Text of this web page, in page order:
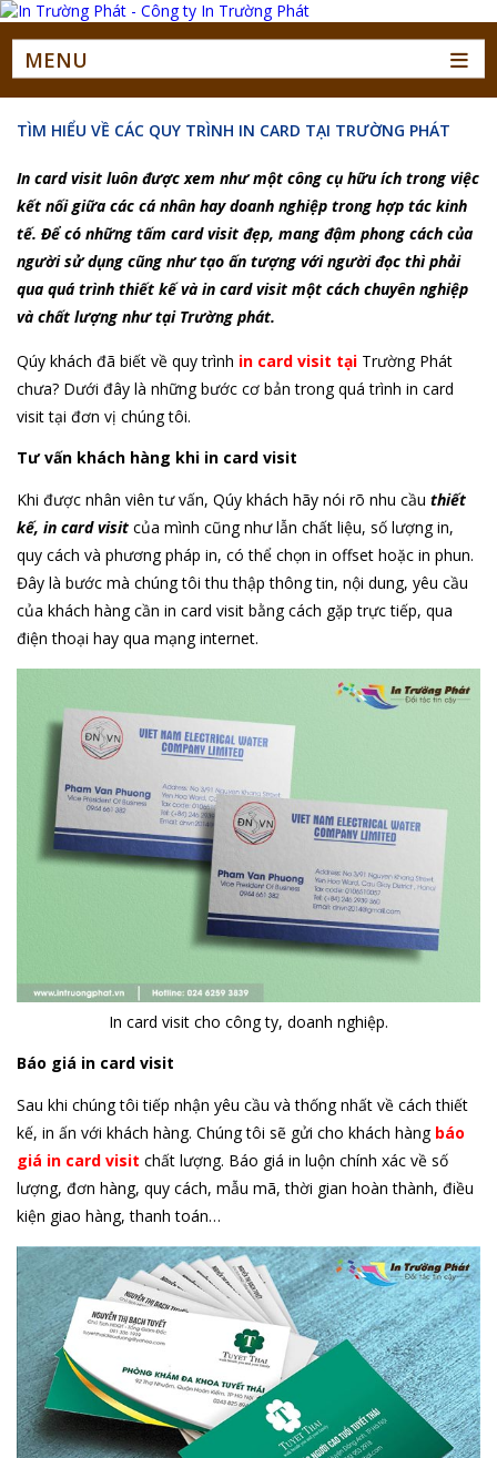
MENU
TÌM HIỂU VỀ CÁC QUY TRÌNH IN CARD TẠI TRƯỜNG PHÁT
In card visit luôn được xem như một công cụ hữu ích trong việc
kết nối giữa các cá nhân hay doanh nghiệp trong hợp tác kinh
tế. Để có những tấm card visit đẹp, mang đậm phong cách của
người sử dụng cũng như tạo ấn tượng với người đọc thì phải
qua quá trình thiết kế và in card visit một cách chuyên nghiệp
và chất lượng như tại Trường phát.
Qúy khách đã biết về quy trình in card visit tại Trường Phát
chưa? Dưới đây là những bước cơ bản trong quá trình in card
visit tại đơn vị chúng tôi.
Tư vấn khách hàng khi in card visit
Khi được nhân viên tư vấn, Qúy khách hãy nói rõ nhu cầu thiết
kế, in card visit của mình cũng như lẫn chất liệu, số lượng in,
quy cách và phương pháp in, có thể chọn in offset hoặc in phun.
Đây là bước mà chúng tôi thu thập thông tin, nội dung, yêu cầu
của khách hàng cần in card visit bằng cách gặp trực tiếp, qua
điện thoại hay qua mạng internet.
In card visit cho công ty, doanh nghiệp.
Báo giá in card visit
Sau khi chúng tôi tiếp nhận yêu cầu và thống nhất về cách thiết
kế, in ấn với khách hàng. Chúng tôi sẽ gửi cho khách hàng báo
giá in card visit chất lượng. Báo giá in luộn chính xác về số
lượng, đơn hàng, quy cách, mẫu mã, thời gian hoàn thành, điều
kiện giao hàng, thanh toán…